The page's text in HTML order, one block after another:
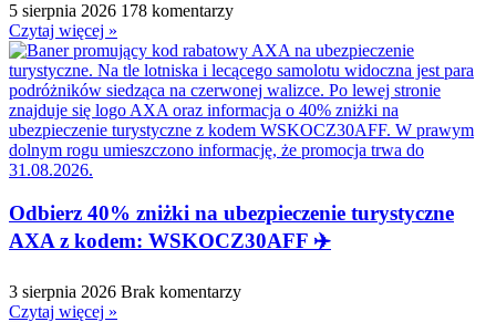
5 sierpnia 2026 178 komentarzy
Czytaj więcej »
Odbierz 40% zniżki na ubezpieczenie turystyczne
AXA z kodem: WSKOCZ30AFF ✈️
3 sierpnia 2026 Brak komentarzy
Czytaj więcej »